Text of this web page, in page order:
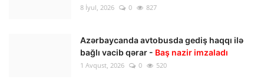
8 İyul, 2026 0 827
Azərbaycanda avtobusda gediş haqqı ilə
bağlı vacib qərar - Baş nazir imzaladı
1 Avqust, 2026 0 520